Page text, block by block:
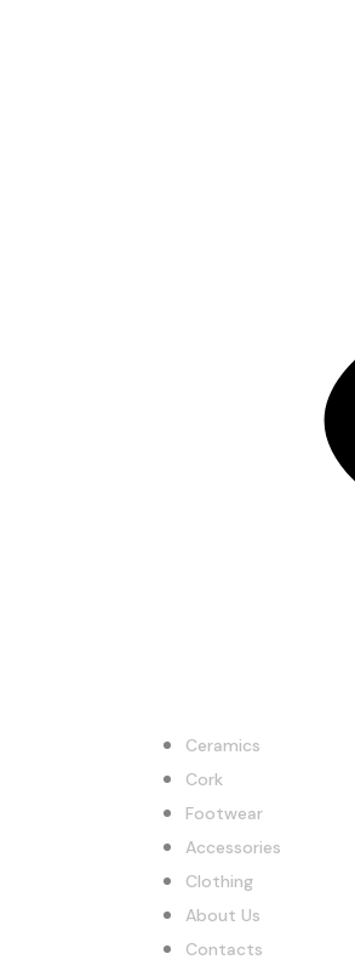
Ceramics
Cork
Footwear
Accessories
Clothing
About Us
Contacts